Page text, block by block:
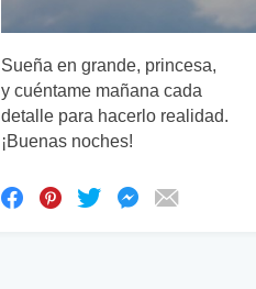
Sueña en grande, princesa,
y cuéntame mañana cada
detalle para hacerlo realidad.
¡Buenas noches!